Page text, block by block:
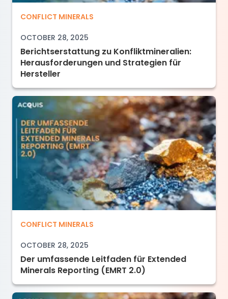
Berichtserstattung zu Konfliktmineralien:
CONFLICT MINERALS
OCTOBER 28, 2025
Berichtserstattung zu Konfliktmineralien:
Herausforderungen und Strategien für
Hersteller
Der umfassende Leitfaden für Extended
CONFLICT MINERALS
OCTOBER 28, 2025
Der umfassende Leitfaden für Extended
Minerals Reporting (EMRT 2.0)